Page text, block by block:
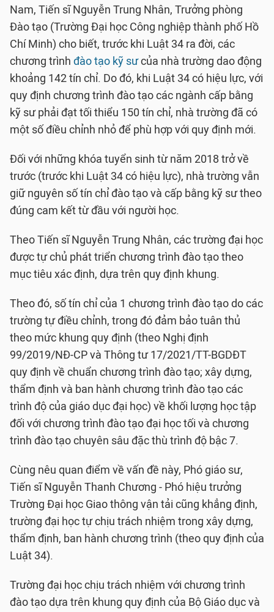
Nam, Tiến sĩ Nguyễn Trung Nhân, Trưởng phòng
Đào tạo (Trường Đại học Công nghiệp thành phố Hồ
Chí Minh) cho biết, trước khi Luật 34 ra đời, các
chương trình đào tạo kỹ sưcủa nhà trường dao động
khoảng 142 tín chỉ. Do đó, khi Luật 34 có hiệu lực, với
quy định chương trình đào tạo các ngành cấp bằng
kỹ sư phải đạt tối thiểu 150 tín chỉ, nhà trường đã có
một số điều chỉnh nhỏ để phù hợp với quy định mới.
Đối với những khóa tuyển sinh từ năm 2018 trở về
trước (trước khi Luật 34 có hiệu lực), nhà trường vẫn
giữ nguyên số tín chỉ đào tạo và cấp bằng kỹ sư theo
đúng cam kết từ đầu với người học.
Theo Tiến sĩ Nguyễn Trung Nhân, các trường đại học
được tự chủ phát triển chương trình đào tạo theo
mục tiêu xác định, dựa trên quy định khung.
Theo đó, số tín chỉ của 1 chương trình đào tạo do các
trường tự điều chỉnh, trong đó đảm bảo tuân thủ
theo mức khung quy định (theo Nghị định
99/2019/NĐ-CP và Thông tư 17/2021/TT-BGDĐT
quy định về chuẩn chương trình đào tạo; xây dựng,
thẩm định và ban hành chương trình đào tạo các
trình độ của giáo dục đại học) về khối lượng học tập
đối với chương trình đào tạo đại học tối và chương
trình đào tạo chuyên sâu đặc thù trình độ bậc 7.
Cùng nêu quan điểm về vấn đề này, Phó giáo sư,
Tiến sĩ Nguyễn Thanh Chương - Phó hiệu trưởng
Trường Đại học Giao thông vận tải cũng khẳng định,
trường đại học tự chịu trách nhiệm trong xây dựng,
thẩm định, ban hành chương trình (theo quy định của
Luật 34).
Trường đại học chịu trách nhiệm với chương trình
đào tạo dựa trên khung quy định của Bộ Giáo dục và